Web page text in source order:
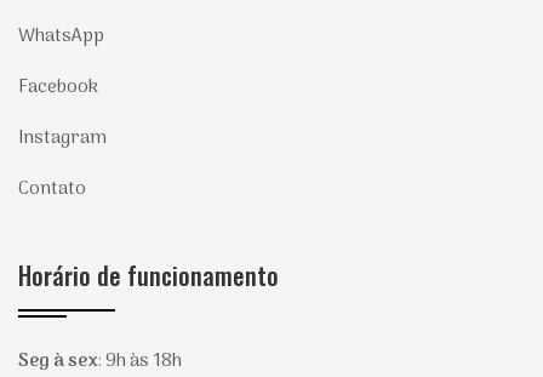
WhatsApp
Facebook
Instagram
Contato
Horário de funcionamento
Seg à sex:9h às 18h